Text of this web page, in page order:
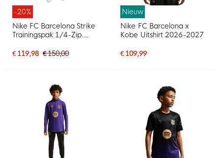
-20%
Nike FC Barcelona Strike
Trainingspak 1/4-Zip
Donkerblauw Geel
€ 119,98 € 150,00
Nieuw
Nike FC Barcelona x
Kobe Uitshirt 2026-2027
€ 109,99